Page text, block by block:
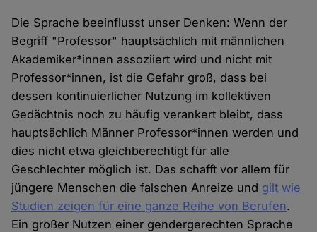
Die Sprache beeinflusst unser Denken: Wenn der
Begriff "Professor" hauptsächlich mit männlichen
Akademiker*innen assoziiert wird und nicht mit
Professor*innen, ist die Gefahr groß, dass bei
dessen kontinuierlicher Nutzung im kollektiven
Gedächtnis noch zu häufig verankert bleibt, dass
hauptsächlich Männer Professor*innen werden und
dies nicht etwa gleichberechtigt für alle
Geschlechter möglich ist. Das schafft vor allem für
jüngere Menschen die falschen Anreize und gilt wie
Studien zeigen für eine ganze Reihe von Berufen.
Ein großer Nutzen einer gendergerechten Sprache